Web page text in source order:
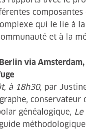
composantes
qui le lie à
et à la
via
à 18h30, par
conservateur
généalogique, Le